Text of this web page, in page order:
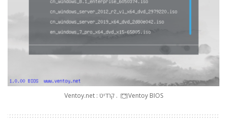
Ventoy BIOS. קרדיט : Ventoy.net